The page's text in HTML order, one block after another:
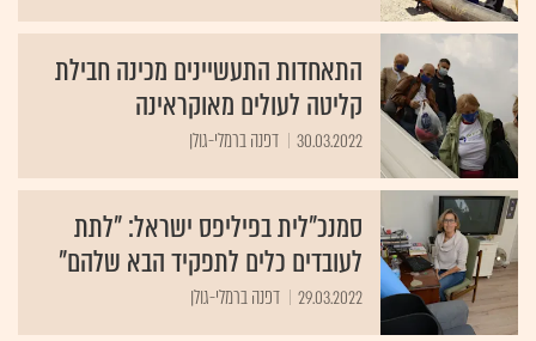
התאחדות התעשיינים מכינה חבילת
קליטה לעולים מאוקראינה
30.03.2022 דפנה ברמלי-גולן
סמנכ"לית בפיליפס ישראל: "לתת
לעובדים כלים לתפקיד הבא שלהם"
29.03.2022 דפנה ברמלי-גולן